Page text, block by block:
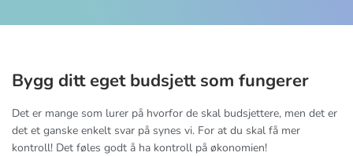
Bygg ditt eget budsjett som fungerer
Det er mange som lurer på hvorfor de skal budsjettere, men det er
det et ganske enkelt svar på synes vi. For at du skal få mer
kontroll! Det føles godt å ha kontroll på økonomien!